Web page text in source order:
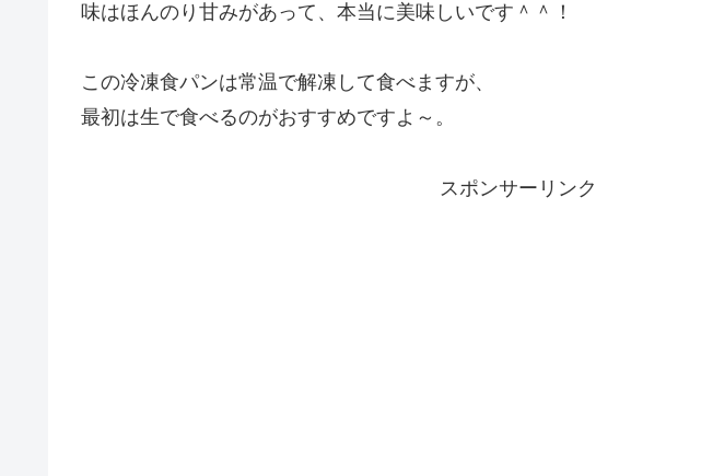
味はほんのり甘みがあって、本当に美味しいです＾＾！
この冷凍食パンは常温で解凍して食べますが、
最初は生で食べるのがおすすめですよ～。
スポンサーリンク